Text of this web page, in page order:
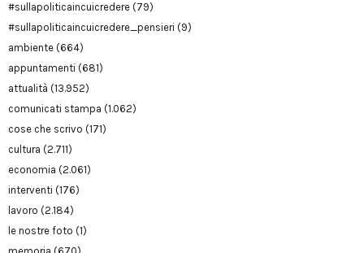
#sullapoliticaincuicredere (79)
#sullapoliticaincuicredere_pensieri (9)
ambiente (664)
appuntamenti (681)
attualità (13.952)
comunicati stampa (1.062)
cose che scrivo (171)
cultura (2.711)
economia (2.061)
interventi (176)
lavoro (2.184)
le nostre foto (1)